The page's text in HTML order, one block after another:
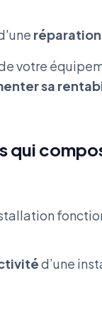
réparation
votre
sa
qui
d’une